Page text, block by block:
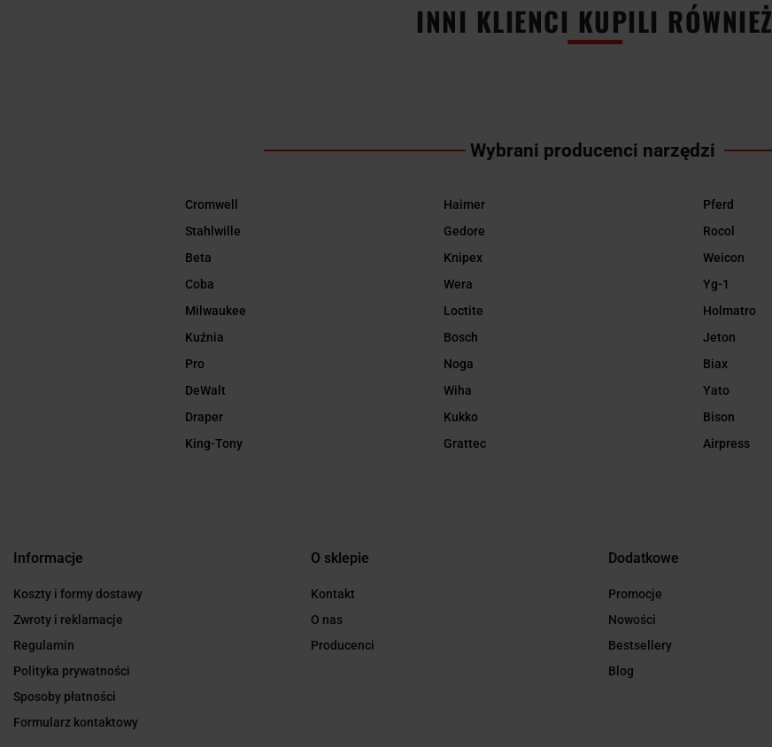
INNI KLIENCI KUPILI RÓWNIEŻ
Wybrani producenci narzędzi
Cromwell
Stahlwille
Beta
Coba
Milwaukee
Kuźnia
Pro
DeWalt
Draper
King-Tony
Haimer
Gedore
Knipex
Wera
Loctite
Bosch
Noga
Wiha
Kukko
Grattec
Pferd
Rocol
Weicon
Yg-1
Holmatro
Jeton
Biax
Yato
Bison
Airpress
Informacje
Koszty i formy dostawy
Zwroty i reklamacje
Regulamin
Polityka prywatności
Sposoby płatności
Formularz kontaktowy
O sklepie
Kontakt
O nas
Producenci
Dodatkowe
Promocje
Nowości
Bestsellery
Blog